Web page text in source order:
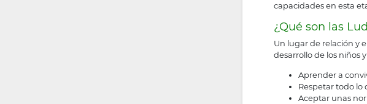
capacidades en esta
¿Qué son las
Un lugar de relación y
desarrollo de los niños
Aprender a
Respetar todo lo
Aceptar unas